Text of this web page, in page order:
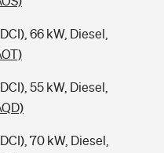
66 kW, Diesel,
55 kW, Diesel,
70 kW, Diesel,